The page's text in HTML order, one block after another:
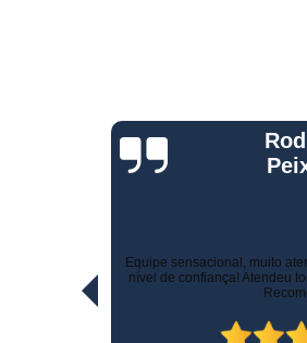
Quando comprei fui muito
pelo suporte! Não
técnico tomou todo cuidado
veículo e vou instalar